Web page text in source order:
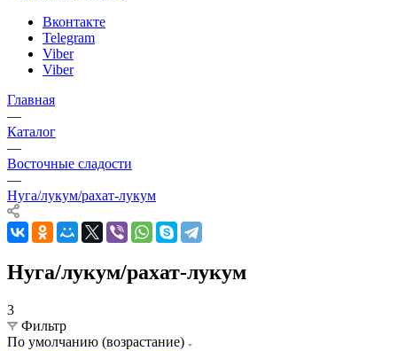
Вконтакте
Telegram
Viber
Viber
Главная
—
Каталог
—
Восточные сладости
—
Нуга/лукум/рахат-лукум
Нуга/лукум/рахат-лукум
3
Фильтр
По умолчанию (возрастание)